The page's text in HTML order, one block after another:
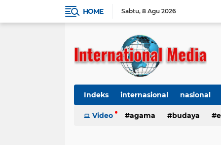
HOME Sabtu 8 Agu 2026
Indeks internasional nasional
Ekbis TNI-Polri Organisasi
Video agama budaya